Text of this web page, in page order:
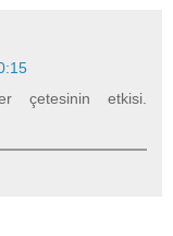
çetesinin etkisi.